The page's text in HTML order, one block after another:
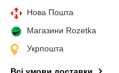
Нова Пошта
Магазини Rozetka
Укрпошта
Всі умови доставки